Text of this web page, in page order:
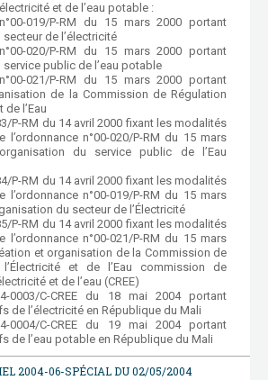
et de l’eau potable :
019/P-RM du 15 mars 2000 portant
de l’électricité
020/P-RM du 15 mars 2000 portant
public de l’eau potable
021/P-RM du 15 mars 2000 portant
de la Commission de Régulation
de l’Eau
P-RM du 14 avril 2000 fixant les modalités
l’ordonnance n°00-020/P-RM du 15 mars
du service public de l’Eau
P-RM du 14 avril 2000 fixant les modalités
l’ordonnance n°00-019/P-RM du 15 mars
du secteur de l’Électricité
P-RM du 14 avril 2000 fixant les modalités
l’ordonnance n°00-021/P-RM du 15 mars
et organisation de la Commission de
et de l’Eau commission de
et de l’eau (CREE)
0003/C-CREE du 18 mai 2004 portant
de l’électricité en République du Mali
0004/C-CREE du 19 mai 2004 portant
de l’eau potable en République du Mali
2004-06-SPÉCIAL DU 02/05/2004